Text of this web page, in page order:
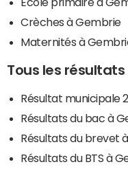
Crèches à Gembrie
Maternités à
Tous les
Résultat municipale
Résultats du bac à
Résultats du brevet
Résultats du BTS à